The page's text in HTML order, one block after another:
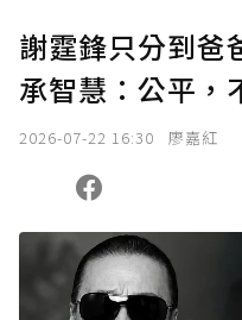
謝霆鋒只分到爸
承智慧：公平，
2026-07-22 16:30 廖嘉紅